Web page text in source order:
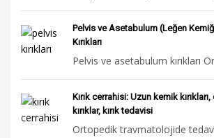
Pelvis ve Asetabulum (Leğen
Kırıkları
Pelvis ve asetabulum kırıkları
Kırık cerrahisi: Uzun kemik
kırıklar, kırık tedavisi
Ortopedik travmatolojide